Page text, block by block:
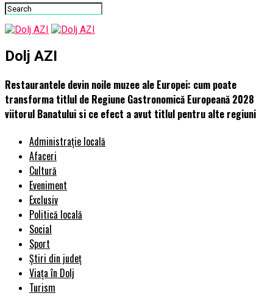
Dolj AZI
Restaurantele devin noile muzee ale Europei: cum poate
transforma titlul de Regiune Gastronomică Europeană 2028
viitorul Banatului si ce efect a avut titlul pentru alte regiuni
Administrație locală
Afaceri
Cultură
Eveniment
Exclusiv
Politică locală
Social
Sport
Știri din județ
Viața în Dolj
Turism